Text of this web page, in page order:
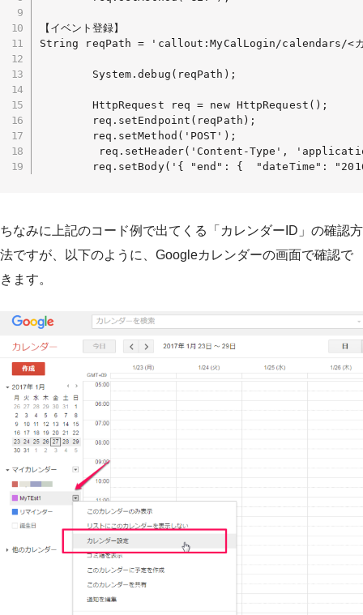
【イベント登録】
String reqPath = 'callout:MyCalLogin/calendars/<カ
        System.debug(reqPath);
        HttpRequest req = new HttpRequest();
        req.setEndpoint(reqPath);
        req.setMethod('POST');
req.setHeader('Content-Type',
req.setBody('{ "end": {  "dateTime":
ちなみに上記のコード例で出てくる「カレンダーID」の確認方
法ですが、以下のように、Googleカレンダーの画面で確認で
きます。